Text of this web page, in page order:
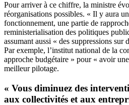
Pour arriver à ce chiffre, la ministre
réorganisations possibles. « Il y aura
fonctionnement, une partie de
reministerialisation des politiques
assumant aussi « des suppressions sur
Par exemple, l’institut national de la
approche budgétaire » pour « avoir
meilleur pilotage.
« Vous diminuez des
aux collectivités et aux